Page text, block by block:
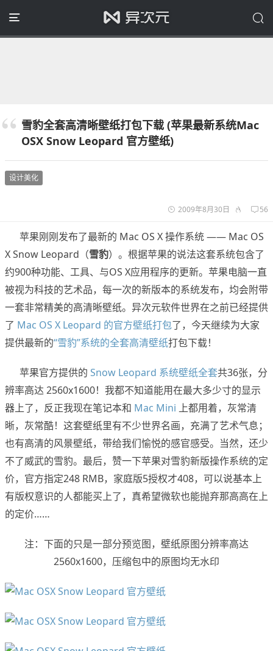
雪豹全套高清晰壁纸打包下载 (苹果最新系统Mac
OSX Snow Leopard 官方壁纸)
设计美化
2009年8月30日 56
苹果刚刚发布了最新的 Mac OS X 操作系统 —— Mac OS
X Snow Leopard（雪豹）。根据苹果的说法这套系统包含了
约900种功能、工具、与OS X应用程序的更新。苹果电脑一直
被视为科技的艺术品，每一次的新版本的系统发布，均会附带
一套非常精美的高清晰壁纸。异次元软件世界在之前已经提供
了 Mac OS X Leopard 的官方壁纸打包了，今天继续为大家
提供最新的“雪豹”系统的全套高清壁纸打包下载！
苹果官方提供的 Snow Leopard 系统壁纸全套共36张，分
辨率高达 2560x1600！我都不知道能用在最大多少寸的显示
器上了，反正我现在笔记本和 Mac Mini 上都用着，灰常清
晰，灰常酷！这套壁纸里有不少世界名画，充满了艺术气息；
也有高清的风景壁纸，带给我们愉悦的感官感受。当然，还少
不了威武的雪豹。最后，赞一下苹果对雪豹新版操作系统的定
价，官方指定248 RMB，家庭版5授权才408，可以说基本上
有版权意识的人都能买上了，真希望微软也能抛弃那高高在上
的定价……
注：下面的只是一部分预览图，壁纸原图分辨率高达
2560x1600，压缩包中的原图均无水印